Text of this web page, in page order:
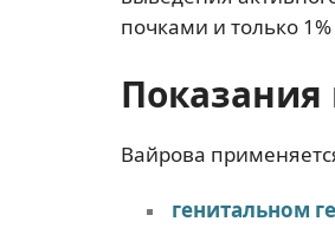
почками и только
Вайрова
генитальном